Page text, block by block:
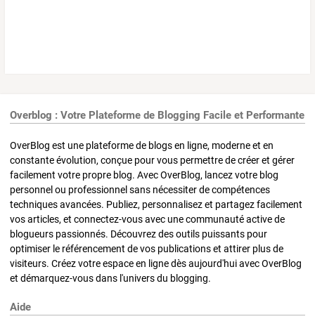
Overblog : Votre Plateforme de Blogging Facile et Performante
OverBlog est une plateforme de blogs en ligne, moderne et en
constante évolution, conçue pour vous permettre de créer et gérer
facilement votre propre blog. Avec OverBlog, lancez votre blog
personnel ou professionnel sans nécessiter de compétences
techniques avancées. Publiez, personnalisez et partagez facilement
vos articles, et connectez-vous avec une communauté active de
blogueurs passionnés. Découvrez des outils puissants pour
optimiser le référencement de vos publications et attirer plus de
visiteurs. Créez votre espace en ligne dès aujourd'hui avec OverBlog
et démarquez-vous dans l'univers du blogging.
Aide